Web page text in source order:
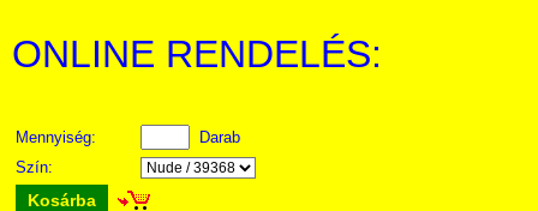
ONLINE RENDELÉS:
Mennyiség:
Darab
Szín:
Kosárba